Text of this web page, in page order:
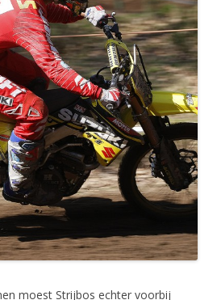
moest Strijbos echter voorbij